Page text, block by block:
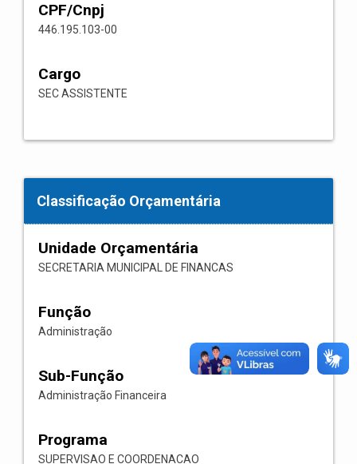
CPF/Cnpj
446.195.103-00
Cargo
SEC ASSISTENTE
Classificação Orçamentária
Unidade Orçamentária
SECRETARIA MUNICIPAL DE FINANCAS
Função
Administração
Sub-Função
Administração Financeira
Programa
SUPERVISAO E COORDENACAO